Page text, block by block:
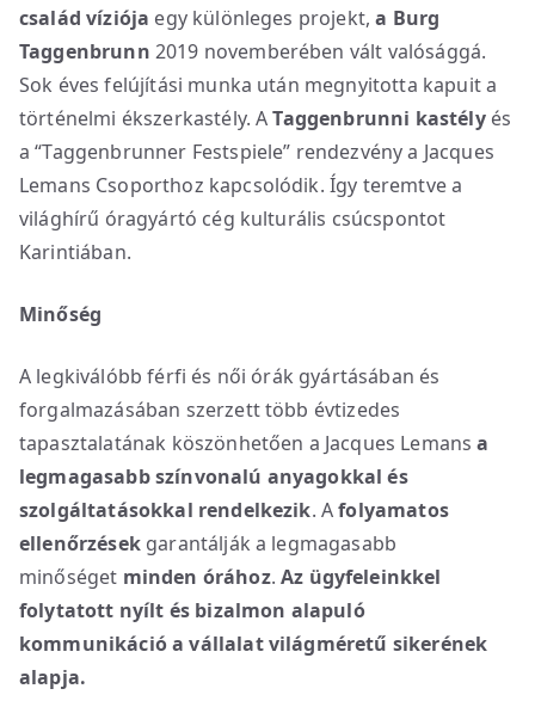
család víziója egy különleges projekt,a Burg
Taggenbrunn 2019 novemberében vált valósággá.
Sok éves felújítási munka után megnyitotta kapuit a
történelmi ékszerkastély. ATaggenbrunni kastélyés
a “Taggenbrunner Festspiele” rendezvény a Jacques
Lemans Csoporthoz kapcsolódik. Így teremtve a
világhírű óragyártó cég kulturális csúcspontot
Karintiában.
Minőség
A legkiválóbb férfi és női órák gyártásában és
forgalmazásában szerzett több évtizedes
tapasztalatának köszönhetően a Jacques Lemansa
legmagasabb színvonalú anyagokkal és
szolgáltatásokkal rendelkezik. Afolyamatos
ellenőrzésekgarantálják a legmagasabb
minőséget minden órához.Az ügyfeleinkkel
folytatott nyílt és bizalmon alapuló
kommunikáció a vállalat világméretű sikerének
alapja.